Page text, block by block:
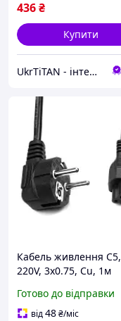
436₴
Купити
UkrTiTAN - інтернет-магазин електроніки та комп'ютерної техніки
Кабель живлення C5,
220V, 3x0.75, Cu, 1м
Гарантія!
Готово до відправки
від48₴/міс